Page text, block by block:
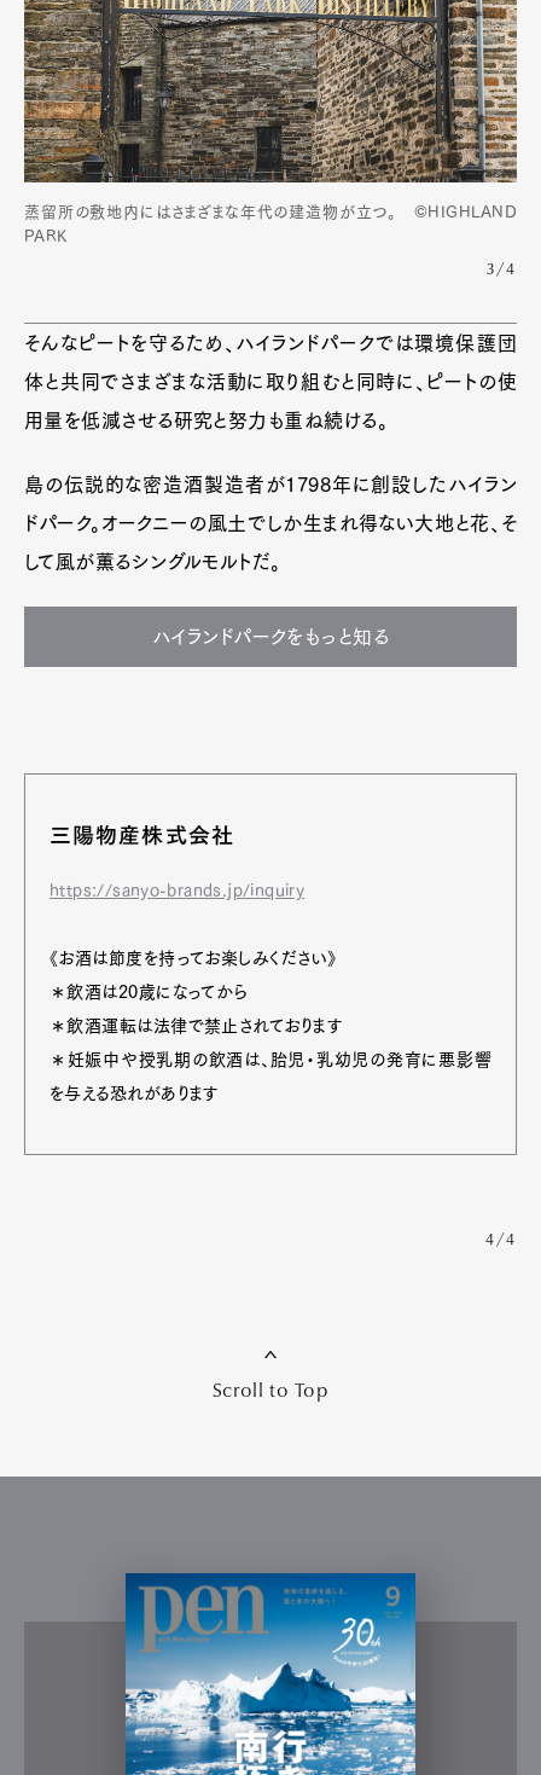
蒸留所の敷地内にはさまざまな年代の建造物が立つ。 ©HIGHLAND
PARK
3/4
そんなピートを守るため、ハイランドパークでは環境保護団
体と共同でさまざまな活動に取り組むと同時に、ピートの使
用量を低減させる研究と努力も重ね続ける。
島の伝説的な密造酒製造者が1798年に創設したハイラン
ドパーク。オークニーの風土でしか生まれ得ない大地と花、そ
して風が薫るシングルモルトだ。
ハイランドパークをもっと知る
三陽物産株式会社
https://sanyo-brands.jp/inquiry
《お酒は節度を持ってお楽しみください》
＊飲酒は20歳になってから
＊飲酒運転は法律で禁止されております
＊妊娠中や授乳期の飲酒は、胎児・乳幼児の発育に悪影響
を与える恐れがあります
4/4
Scroll to Top